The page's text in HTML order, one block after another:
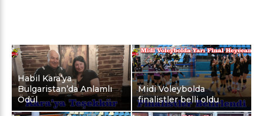
Habil Kara’ya
Bulgaristan’da Anlamlı
Ödül
Midi Voleybolda
finalistler belli oldu